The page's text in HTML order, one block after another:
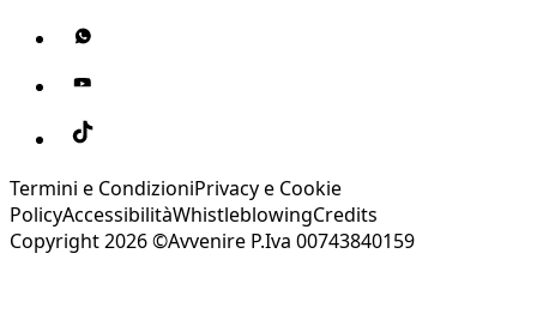
Termini e CondizioniPrivacy e Cookie
PolicyAccessibilitàWhistleblowingCredits
Copyright 2026 ©Avvenire P.Iva 00743840159